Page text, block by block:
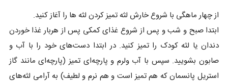
از چهار ماهگی با شروع خارش لثه تمیز کردن لثه ها را آغاز کنید.
ابتدا صبح و شب و پس از شروع غذای کمکی پس از هربار غذا خوردن
دندان یا لثه کودک را تمیز کنید. در ابتدا دست‌های خود را با آب و
صابون بشویید. سپس با آب ولرم و پارچه‌ای تمیز (پارچه‌ای مانند گاز
استریل پانسمان که هم تمیز است و هم نرم و لطیف) به آرامی لثه‌های